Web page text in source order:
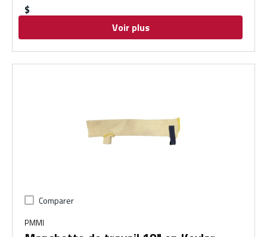
$
Voir plus
Comparer
PMMI